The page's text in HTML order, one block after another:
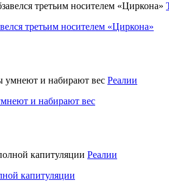
третьим носителем «Циркона»
Реалии
и набирают вес
Реалии
капитуляции